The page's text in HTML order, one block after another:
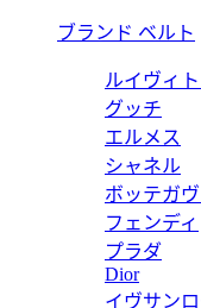
ブランド ベルト
ルイヴィ
グッチ
エルメス
シャネル
ボッテガ
フェンディ
プラダ
Dior
イヴサン